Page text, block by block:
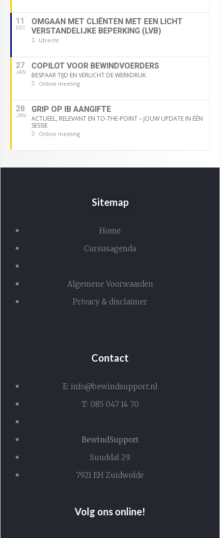
11
DEC
OMGAAN MET CLIËNTEN MET EEN LICHT
VERSTANDELIJKE BEPERKING (LVB)
Utrecht
27
JAN
COPILOT VOOR BEWINDVOERDERS
BESPAAR TIJD EN VERLICHT DE WERKDRUK
Online meeting
28
JAN
GRIP OP IB AANGIFTE
ACTUEEL, RELEVANT EN TO-THE-POINT – JOUW UPDATE IN ÉÉN
SESSIE
Online meeting
Sitemap
Home
Cursusagenda
Algemene Voorwaarden
Privacy & disclaimer
Contact
E: info@bewindsupport.nl
T: 085 047 14 70
BewindSupport
Suuddal 29
7921 EH Zuidwolde
Volg ons online!